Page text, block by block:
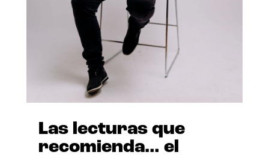
Las lecturas que
recomienda… el